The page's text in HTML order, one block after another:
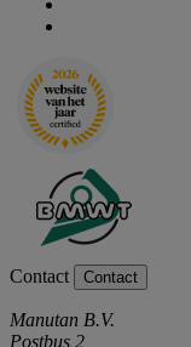
Contact Contact
Manutan B.V.
Postbus 2